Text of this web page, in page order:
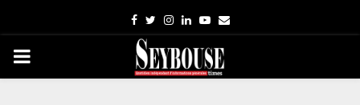
Facebook
TwitterInstagram
LinkedinYoutube
Email
PRIMARY